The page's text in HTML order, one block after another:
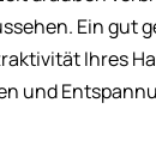
Ein gut
Ihres
und